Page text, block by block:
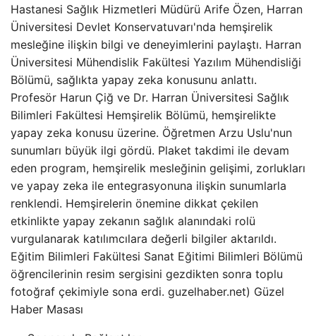
Hastanesi Sağlık Hizmetleri Müdürü Arife Özen, Harran
Üniversitesi Devlet Konservatuvarı'nda hemşirelik
mesleğine ilişkin bilgi ve deneyimlerini paylaştı. Harran
Üniversitesi Mühendislik Fakültesi Yazılım Mühendisliği
Bölümü, sağlıkta yapay zeka konusunu anlattı.
Profesör Harun Çiğ ve Dr. Harran Üniversitesi Sağlık
Bilimleri Fakültesi Hemşirelik Bölümü, hemşirelikte
yapay zeka konusu üzerine. Öğretmen Arzu Uslu'nun
sunumları büyük ilgi gördü. Plaket takdimi ile devam
eden program, hemşirelik mesleğinin gelişimi, zorlukları
ve yapay zeka ile entegrasyonuna ilişkin sunumlarla
renklendi. Hemşirelerin önemine dikkat çekilen
etkinlikte yapay zekanın sağlık alanındaki rolü
vurgulanarak katılımcılara değerli bilgiler aktarıldı.
Eğitim Bilimleri Fakültesi Sanat Eğitimi Bilimleri Bölümü
öğrencilerinin resim sergisini gezdikten sonra toplu
fotoğraf çekimiyle sona erdi. guzelhaber.net) Güzel
Haber Masası